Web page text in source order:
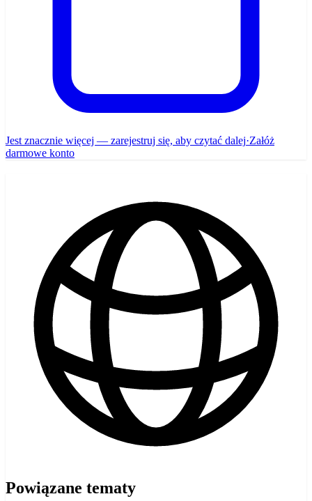
Jest znacznie więcej — zarejestruj się, aby czytać dalej·Załóż
darmowe konto
Powiązane tematy